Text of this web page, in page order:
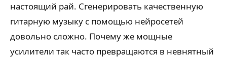
настоящий рай. Сгенерировать качественную
гитарную музыку с помощью нейросетей
довольно сложно. Почему же мощные
усилители так часто превращаются в невнятный